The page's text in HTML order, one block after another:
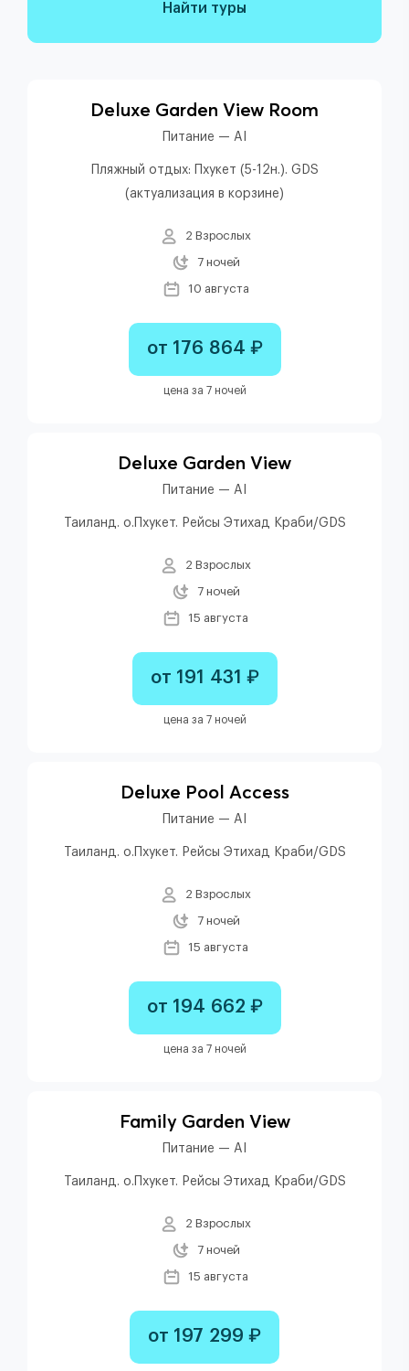
Найти туры
Deluxe Garden View Room
Питание — AI
Пляжный отдых: Пхукет (5-12н.). GDS
(актуализация в корзине)
2 Взрослых
7 ночей
10 августа
от 176 864 ₽
цена за 7 ночей
Deluxe Garden View
Питание — AI
Таиланд. о.Пхукет. Рейсы Этихад Краби/GDS
2 Взрослых
7 ночей
15 августа
от 191 431 ₽
цена за 7 ночей
Deluxe Pool Access
Питание — AI
Таиланд. о.Пхукет. Рейсы Этихад Краби/GDS
2 Взрослых
7 ночей
15 августа
от 194 662 ₽
цена за 7 ночей
Family Garden View
Питание — AI
Таиланд. о.Пхукет. Рейсы Этихад Краби/GDS
2 Взрослых
7 ночей
15 августа
от 197 299 ₽